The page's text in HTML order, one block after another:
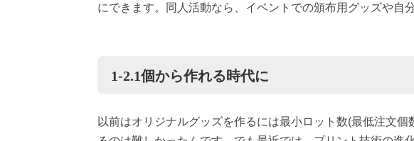
にできます。同人活動なら、イベントでの頒布用グッズや自
1-2.1個から作れる時代に
以前はオリジナルグッズを作るには最小ロット数(最低注文